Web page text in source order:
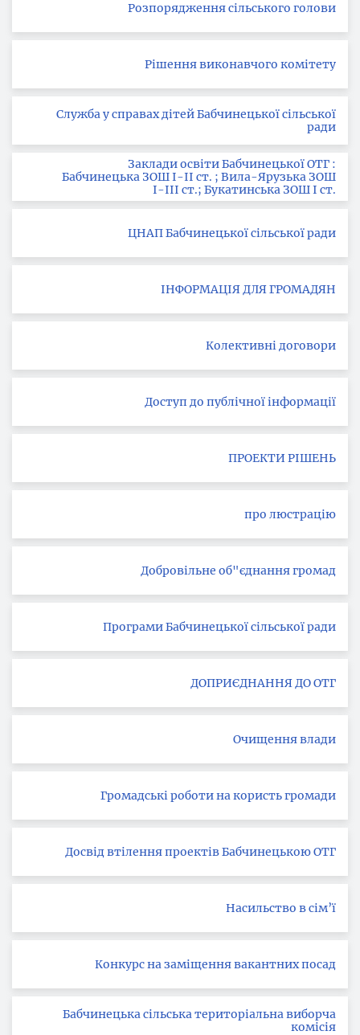
Розпорядження сільського голови
Рішення виконавчого комітету
Служба у справах дітей Бабчинецької сільської
ради
Заклади освіти Бабчинецької ОТГ :
Бабчинецька ЗОШ І-ІІ ст. ; Вила-Ярузька ЗОШ
І-ІІІ ст.; Букатинська ЗОШ І ст.
ЦНАП Бабчинецької сільської ради
ІНФОРМАЦІЯ ДЛЯ ГРОМАДЯН
Колективні договори
Доступ до публічної інформації
ПРОЕКТИ РІШЕНЬ
про люстрацію
Добровільне об"єднання громад
Програми Бабчинецької сільської ради
ДОПРИЄДНАННЯ ДО ОТГ
Очищення влади
Громадські роботи на користь громади
Досвід втілення проектів Бабчинецькою ОТГ
Насильство в сім’ї
Конкурс на заміщення вакантних посад
Бабчинецька сільська територіальна виборча
комісія